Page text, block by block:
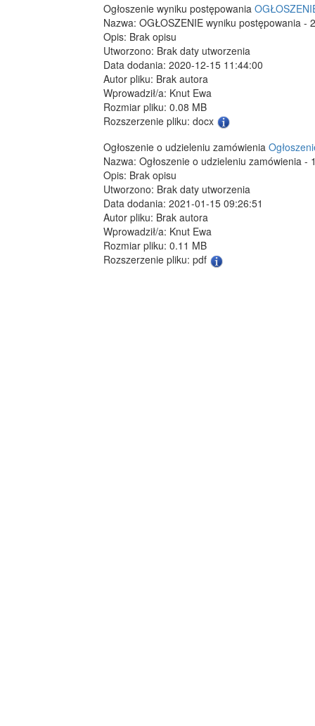
Ogłoszenie wyniku postępowania
Nazwa: OGŁOSZENIE wyniku postępowania -
Opis: Brak opisu
Utworzono: Brak daty utworzenia
Data dodania: 2020-12-15 11:44:00
Autor pliku: Brak autora
Wprowadził/a: Knut Ewa
Rozmiar pliku: 0.08 MB
Rozszerzenie pliku: docx
Ogłoszenie o udzieleniu zamówienia
Nazwa: Ogłoszenie o udzieleniu zamówienia -
Opis: Brak opisu
Utworzono: Brak daty utworzenia
Data dodania: 2021-01-15 09:26:51
Autor pliku: Brak autora
Wprowadził/a: Knut Ewa
Rozmiar pliku: 0.11 MB
Rozszerzenie pliku: pdf